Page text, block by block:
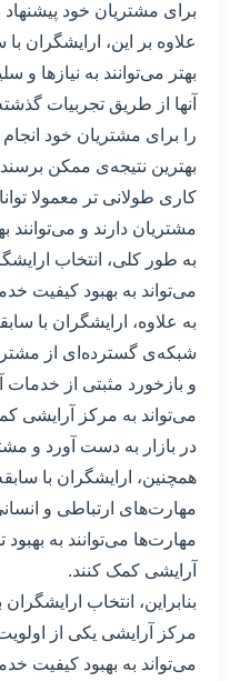
برای مشتریان خود پیشنهاد
علاوه بر این، ارایشگران
بهتر می‌توانند به نیازها
آنها از طریق تجربیات
را برای مشتریان خود انجام
بهترین نتیجه‌ی ممکن
کاری طولانی تر معمولا
مشتریان دارند و می‌توانند
به طور کلی، انتخاب
می‌تواند به بهبود کیفیت
به علاوه، ارایشگران با
شبکه‌ی گسترده‌ای از
و بازخورد مثبتی از خدمات
می‌تواند به مرکز آرایشی
در بازار به دست آورد و
همچنین، ارایشگران با
مهارت‌های ارتباطی و
مهارت‌ها می‌توانند به
آرایشی کمک کنند.
بنابراین، انتخاب
مرکز آرایشی یکی از
می‌تواند به بهبود کیفیت